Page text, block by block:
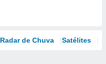
Radar de Chuva Satélites